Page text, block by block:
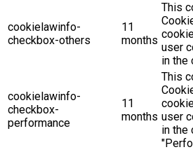
cookielawinfo-
checkbox-others
11
months
This
user
in the
cookielawinfo-
checkbox-
performance
11
months
This
user
in the